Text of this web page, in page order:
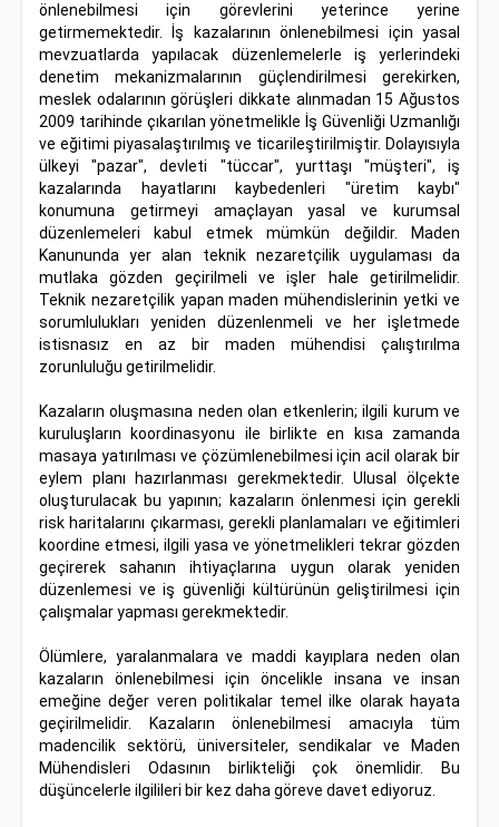
önlenebilmesi için görevlerini yeterince yerine
getirmemektedir. İş kazalarının önlenebilmesi için yasal
mevzuatlarda yapılacak düzenlemelerle iş yerlerindeki
denetim mekanizmalarının güçlendirilmesi gerekirken,
meslek odalarının görüşleri dikkate alınmadan 15 Ağustos
2009 tarihinde çıkarılan yönetmelikle İş Güvenliği Uzmanlığı
ve eğitimi piyasalaştırılmış ve ticarileştirilmiştir. Dolayısıyla
ülkeyi "pazar", devleti "tüccar", yurttaşı "müşteri", iş
kazalarında hayatlarını kaybedenleri "üretim kaybı"
konumuna getirmeyi amaçlayan yasal ve kurumsal
düzenlemeleri kabul etmek mümkün değildir. Maden
Kanununda yer alan teknik nezaretçilik uygulaması da
mutlaka gözden geçirilmeli ve işler hale getirilmelidir.
Teknik nezaretçilik yapan maden mühendislerinin yetki ve
sorumlulukları yeniden düzenlenmeli ve her işletmede
istisnasız en az bir maden mühendisi çalıştırılma
zorunluluğu getirilmelidir.
Kazaların oluşmasına neden olan etkenlerin; ilgili kurum ve
kuruluşların koordinasyonu ile birlikte en kısa zamanda
masaya yatırılması ve çözümlenebilmesi için acil olarak bir
eylem planı hazırlanması gerekmektedir. Ulusal ölçekte
oluşturulacak bu yapının; kazaların önlenmesi için gerekli
risk haritalarını çıkarması, gerekli planlamaları ve eğitimleri
koordine etmesi, ilgili yasa ve yönetmelikleri tekrar gözden
geçirerek sahanın ihtiyaçlarına uygun olarak yeniden
düzenlemesi ve iş güvenliği kültürünün geliştirilmesi için
çalışmalar yapması gerekmektedir.
Ölümlere, yaralanmalara ve maddi kayıplara neden olan
kazaların önlenebilmesi için öncelikle insana ve insan
emeğine değer veren politikalar temel ilke olarak hayata
geçirilmelidir. Kazaların önlenebilmesi amacıyla tüm
madencilik sektörü, üniversiteler, sendikalar ve Maden
Mühendisleri Odasının birlikteliği çok önemlidir. Bu
düşüncelerle ilgilileri bir kez daha göreve davet ediyoruz.